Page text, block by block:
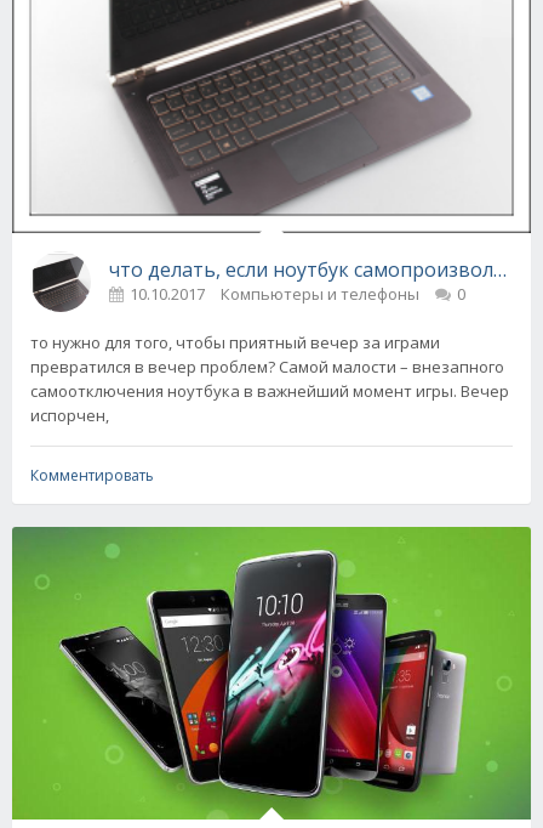
что делать, если ноутбук самопроизвольно
10.10.2017 Компьютеры и телефоны 0
то нужно для того, чтобы приятный вечер за играми
превратился в вечер проблем? Самой малости – внезапного
самоотключения ноутбука в важнейший момент игры. Вечер
испорчен,
Комментировать